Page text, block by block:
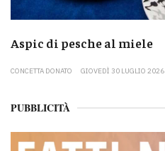
Aspic di pesche al miele
CONCETTA DONATO GIOVEDÌ 30 LUGLIO 2026
PUBBLICITÀ